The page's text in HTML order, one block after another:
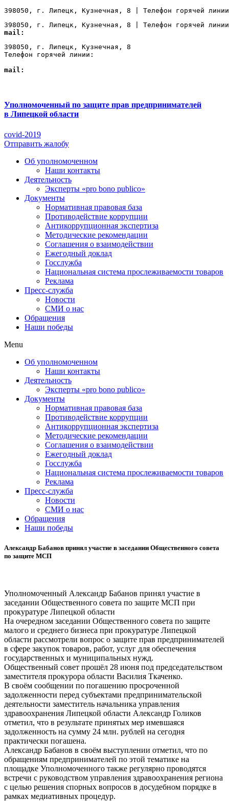
398050, г. Липецк, Кузнечная, 8 | Телефон горячей
398050, г. Липецк, Кузнечная, 8 | Телефон горячей
mail:
398050, г. Липецк, Кузнечная, 8
Телефон горячей линии:
mail:
Уполномоченный по защите прав предпринимателей
в Липецкой области
covid-2019
Отправить жалобу
Об уполномоченном
Наши контакты
Деятельность
Эксперты «pro bono publico»
Документы
Нормативная правовая база
Противодействие коррупции
Антикоррупционная экспертиза
Методические рекомендации
Соглашения о взаимодействии
Ежегодный доклад
Госслужба
Национальная система прослеживаемости товаров
Реклама
Пресс-служба
Новости
СМИ о нас
Обращения
Наши победы
Menu
Об уполномоченном
Наши контакты
Деятельность
Эксперты «pro bono publico»
Документы
Нормативная правовая база
Противодействие коррупции
Антикоррупционная экспертиза
Методические рекомендации
Соглашения о взаимодействии
Ежегодный доклад
Госслужба
Национальная система прослеживаемости товаров
Реклама
Пресс-служба
Новости
СМИ о нас
Обращения
Наши победы
Александр Бабанов принял участие в заседании Общественного совета
по защите МСП
Уполномоченный Александр Бабанов принял участие в
заседании Общественного совета по защите МСП при
прокуратуре Липецкой области
На очередном заседании Общественного совета по защите
малого и среднего бизнеса при прокуратуре Липецкой
области рассмотрели вопрос о защите прав предпринимателей
в сфере закупок товаров, работ, услуг для обеспечения
государственных и муниципальных нужд.
Общественный совет прошёл 28 июня под председательством
заместителя прокурора области Василия Ткаченко.
В своём сообщении по погашению просроченной
задолженности перед субъектами предпринимательской
деятельности заместитель начальника управления
здравоохранения Липецкой области Александр Голиков
отметил, что в результате принятых мер имевшаяся
задолженность на сумму 24 млн. рублей на сегодня
практически погашена.
Александр Бабанов в своём выступлении отметил, что по
обращениям предпринимателей по этой тематике на
площадке Уполномоченного также регулярно проводятся
встречи с руководством управления здравоохранения региона
с целью решения спорных вопросов в досудебном порядке в
рамках медиативных процедур.